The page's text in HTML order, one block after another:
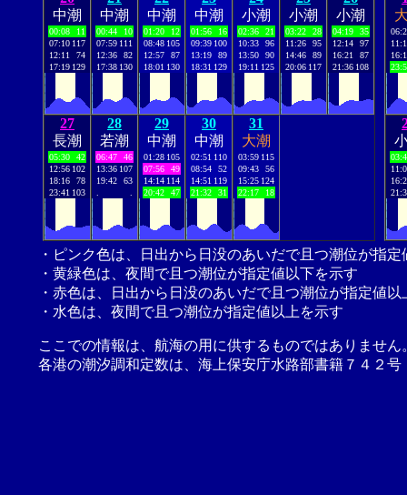
中潮
00:08
11
07:10 117
12:11
74
17:19 129
中潮
00:44
10
07:59 111
12:36
82
17:38 130
中潮
01:20
12
08:48 105
12:57
87
18:01 130
中潮
01:56
16
09:39 100
13:19
89
18:31 129
小潮
02:36
21
10:33
96
13:50
90
19:11 125
小潮
03:22
28
11:26
95
14:46
89
20:06 117
小潮
04:19
35
12:14
97
16:21
87
21:36 108
27
長潮
05:30
42
12:56 102
18:16
78
23:41 103
28
若潮
06:47
46
13:36 107
19:42
63
29
中潮
01:28 105
07:56
49
14:14 114
20:42
47
30
中潮
02:51 110
08:54
52
14:51 119
21:32
31
31
大潮
03:59 115
09:43
56
15:25 124
22:17
18
・ピンク色は、日出から日没のあいだで且つ潮位が指
・黄緑色は、夜間で且つ潮位が指定値以下を示す
・赤色は、日出から日没のあいだで且つ潮位が指定値以
・水色は、夜間で且つ潮位が指定値以上を示す
ここでの情報は、航海の用に供するものではありませ
各港の潮汐調和定数は、海上保安庁水路部書籍７４２